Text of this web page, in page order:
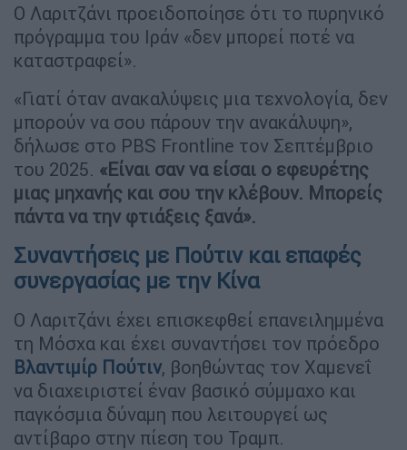
Ο Λαριτζάνι προειδοποίησε ότι το πυρηνικό
πρόγραμμα του Ιράν «δεν μπορεί ποτέ να
καταστραφεί».
«Γιατί όταν ανακαλύψεις μια τεχνολογία, δεν
μπορούν να σου πάρουν την ανακάλυψη»,
δήλωσε στο PBS Frontline τον Σεπτέμβριο
του 2025. «Είναι σαν να είσαι ο εφευρέτης
μιας μηχανής και σου την κλέβουν. Μπορείς
πάντα να την φτιάξεις ξανά».
Συναντήσεις με Πούτιν και επαφές
συνεργασίας με την Κίνα
Ο Λαριτζάνι έχει επισκεφθεί επανειλημμένα
τη Μόσχα και έχει συναντήσει τον πρόεδρο
Βλαντιμίρ Πούτιν, βοηθώντας τον Χαμενεΐ
να διαχειριστεί έναν βασικό σύμμαχο και
παγκόσμια δύναμη που λειτουργεί ως
αντίβαρο στην πίεση του Τραμπ.